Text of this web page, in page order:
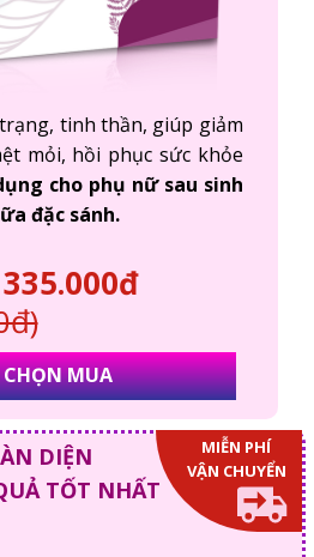
DIỆN
TỐT NHẤT
MIỄN PHÍ
VẬN CHUYỂN
CHỌN MUA
tinh thần, giúp giảm
mỏi, hồi phục sức khỏe
cho phụ nữ sau sinh
đặc sánh.